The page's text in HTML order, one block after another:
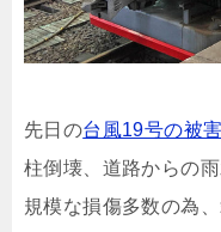
先日の台風19号の被害
柱倒壊、道路からの
規模な損傷多数の為